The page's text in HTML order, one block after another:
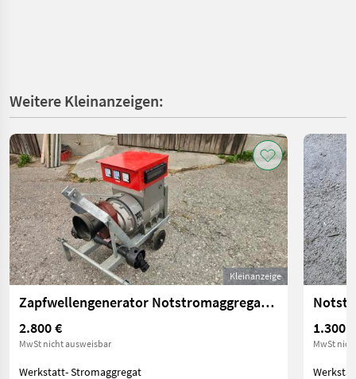
Weitere Kleinanzeigen:
Kleinanzeige
Zapfwellengenerator Notstromaggregat 20 kVA
2.800 €
MwSt nicht ausweisbar
Werkstatt- Stromaggregat
1.300 €
MwSt